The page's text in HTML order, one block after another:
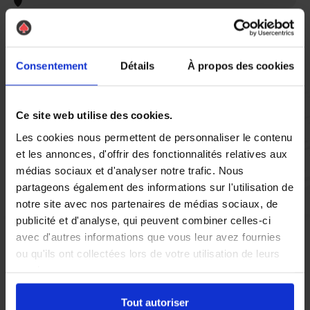
Consentement Détails À propos des cookies
Ce site web utilise des cookies.
Les cookies nous permettent de personnaliser le contenu
et les annonces, d'offrir des fonctionnalités relatives aux
médias sociaux et d'analyser notre trafic. Nous
partageons également des informations sur l'utilisation de
notre site avec nos partenaires de médias sociaux, de
publicité et d'analyse, qui peuvent combiner celles-ci
avec d'autres informations que vous leur avez fournies
ou qu'ils ont collectées lors de votre utilisation de leurs
Tout autoriser
Vous réglez votre intervention par carte bancaire ou par
chèque, un reçu CB et une facture vous sont envoyés par
Etape 5 :
Vous évaluez la prestation
Vous recevez une demande d’évaluation de votre expérience
avec l’équipe AS DE PIC.
Nous avons pensé à tout
À Saumur, la présence de pigeons peut rapidement devenir un